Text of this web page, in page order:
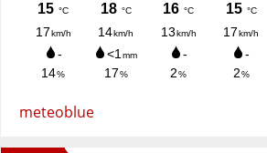
meteoblue